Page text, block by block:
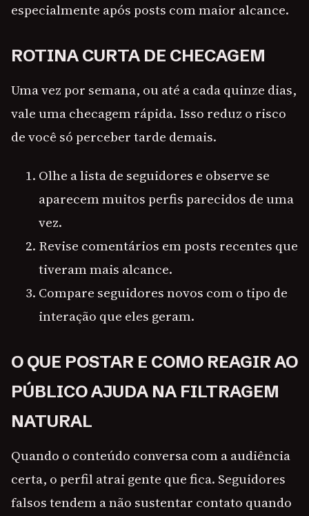
especialmente após posts com maior alcance.
ROTINA CURTA DE CHECAGEM
Uma vez por semana, ou até a cada quinze dias,
vale uma checagem rápida. Isso reduz o risco
de você só perceber tarde demais.
Olhe a lista de seguidores e observe se
aparecem muitos perfis parecidos de uma
vez.
Revise comentários em posts recentes que
tiveram mais alcance.
Compare seguidores novos com o tipo de
interação que eles geram.
O QUE POSTAR E COMO REAGIR AO
PÚBLICO AJUDA NA FILTRAGEM
NATURAL
Quando o conteúdo conversa com a audiência
certa, o perfil atrai gente que fica. Seguidores
falsos tendem a não sustentar contato quando